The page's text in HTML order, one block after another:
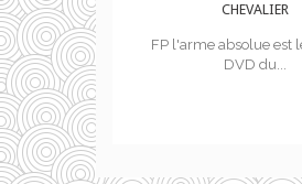
est le dernier
CHEVALIER
FP l'arme absolue est
DVD du...